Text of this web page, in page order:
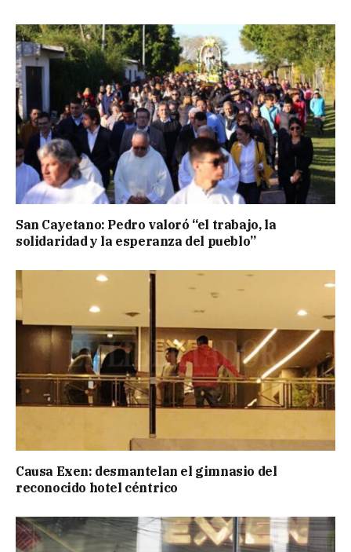
San Cayetano: Pedro valoró “el trabajo, la
solidaridad y la esperanza del pueblo”
Causa Exen: desmantelan el gimnasio del
reconocido hotel céntrico